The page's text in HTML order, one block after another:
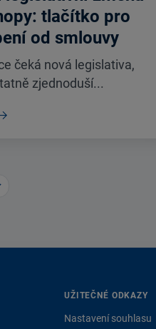
tlačítko pro
od smlouvy
čeká nová legislativa,
zjednoduší...
UŽITEČNÉ ODKAZY
Nastavení souhlasu